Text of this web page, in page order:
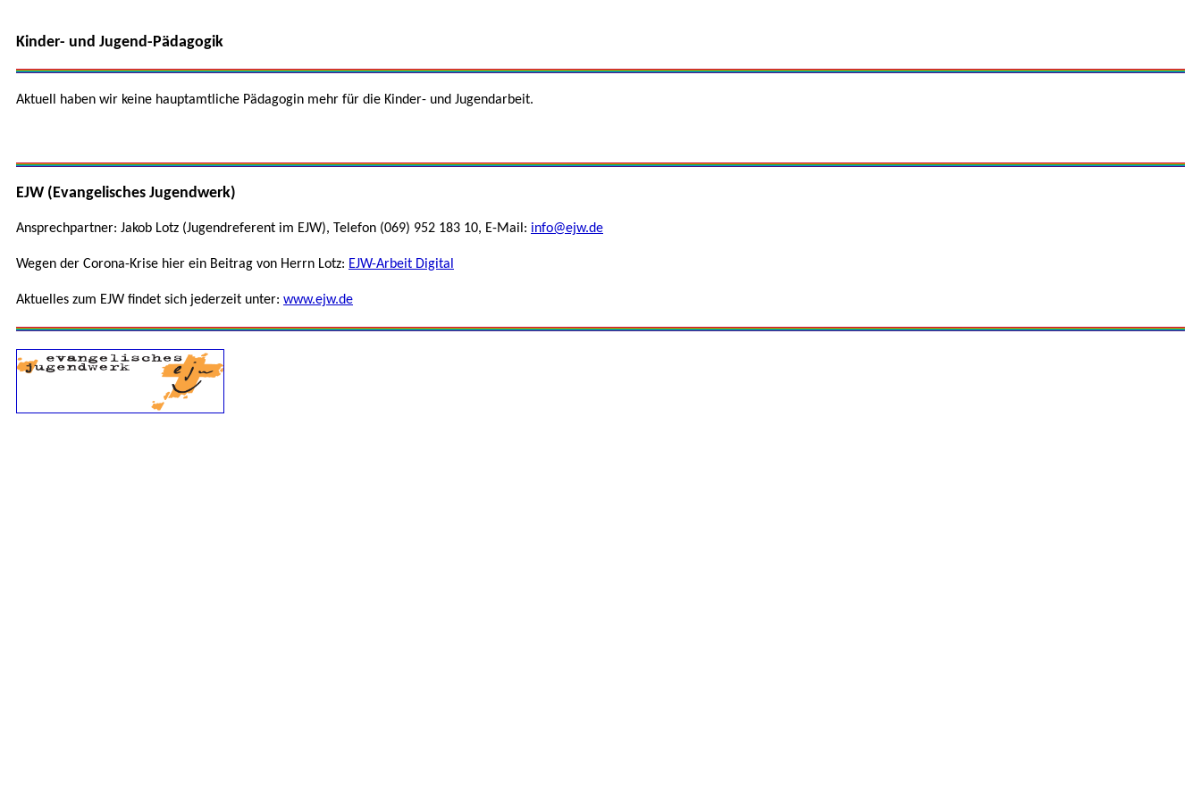
Kinder- und Jugend-Pädagogik
Aktuell haben wir keine hauptamtliche Pädagogin mehr für die Kinder- und Jugendarbeit.
EJW (Evangelisches Jugendwerk)
Ansprechpartner: Jakob Lotz (Jugendreferent im EJW), Telefon (069) 952 183 10, E-Mail: info@ejw.de
Wegen der Corona-Krise hier ein Beitrag von Herrn Lotz: EJW-Arbeit Digital
Aktuelles zum EJW findet sich jederzeit unter: www.ejw.de